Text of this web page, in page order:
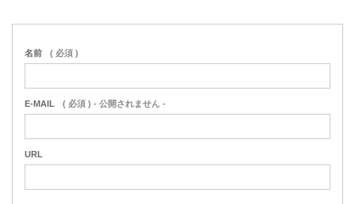
名前 ( 必須 )
E-MAIL ( 必須 ) - 公開されません -
URL